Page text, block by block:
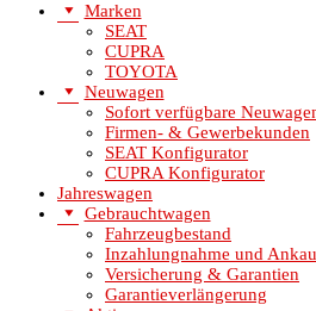
Marken
SEAT
CUPRA
TOYOTA
Neuwagen
Sofort verfügbare
Firmen- & Gewerbekunden
SEAT Konfigurator
CUPRA Konfigurator
Jahreswagen
Gebrauchtwagen
Fahrzeugbestand
Inzahlungnahme und
Versicherung & Garantien
Garantieverlängerung